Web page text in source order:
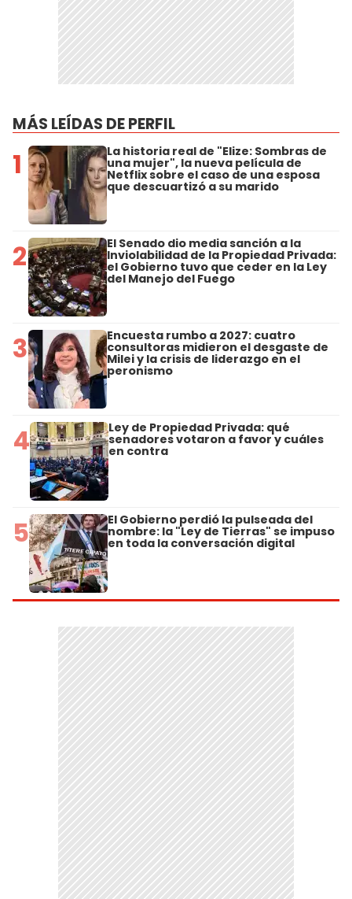
MÁS LEÍDAS DE PERFIL
1 La historia real de "Elize: Sombras de
una mujer", la nueva película de
Netflix sobre el caso de una esposa
que descuartizó a su marido
2 El Senado dio media sanción a la
Inviolabilidad de la Propiedad Privada:
el Gobierno tuvo que ceder en la Ley
del Manejo del Fuego
3 Encuesta rumbo a 2027: cuatro
consultoras midieron el desgaste de
Milei y la crisis de liderazgo en el
peronismo
4 Ley de Propiedad Privada: qué
senadores votaron a favor y cuáles
en contra
5 El Gobierno perdió la pulseada del
nombre: la "Ley de Tierras" se impuso
en toda la conversación digital